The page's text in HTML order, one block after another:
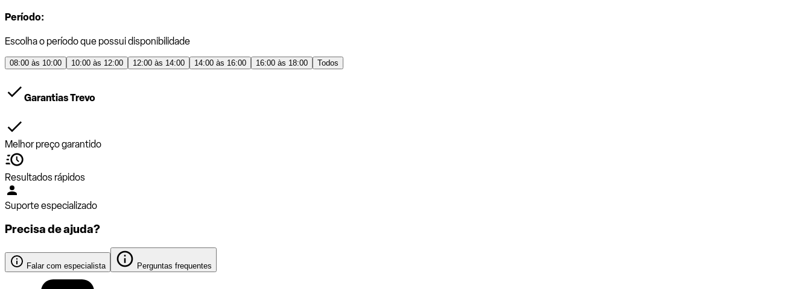
Período:
Escolha o período que possui disponibilidade
08:00 às 10:00 10:00 às 12:00 12:00 às 14:00 14:00 às 16:00 16:00 às 18:00 Todos
Garantias Trevo
Melhor preço garantido
Resultados rápidos
Suporte especializado
Precisa de ajuda?
Falar com especialista Perguntas frequentes